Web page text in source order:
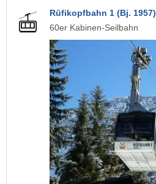
Rüfikopfbahn 1 (Bj. 1957)
60er Kabinen-Seilbahn